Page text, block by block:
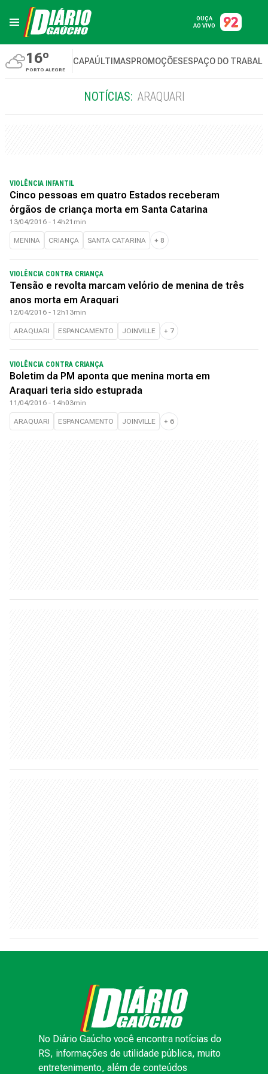
OUÇA
AO VIVO
16º
PORTO ALEGRE
CAPAÚLTIMASPROMOÇÕESESPAÇO DO
NOTÍCIAS: ARAQUARI
VIOLÊNCIA INFANTIL
Cinco pessoas em quatro Estados receberam
órgãos de criança morta em Santa Catarina
13/04/2016 - 14h21min
MENINA CRIANÇA SANTA CATARINA + 8
VIOLÊNCIA CONTRA CRIANÇA
Tensão e revolta marcam velório de menina de três
anos morta em Araquari
12/04/2016 - 12h13min
ARAQUARI ESPANCAMENTO JOINVILLE + 7
VIOLÊNCIA CONTRA CRIANÇA
Boletim da PM aponta que menina morta em
Araquari teria sido estuprada
11/04/2016 - 14h03min
ARAQUARI ESPANCAMENTO JOINVILLE + 6
No Diário Gaúcho você encontra notícias do
RS, informações de utilidade pública, muito
entretenimento, além de conteúdos